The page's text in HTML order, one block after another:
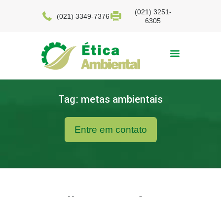
(021) 3349-7376
(021) 3251-
6305
Entre em contato
Tag: metas ambientais